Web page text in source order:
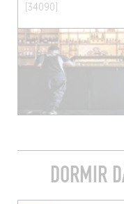
(34090)
DORMIR